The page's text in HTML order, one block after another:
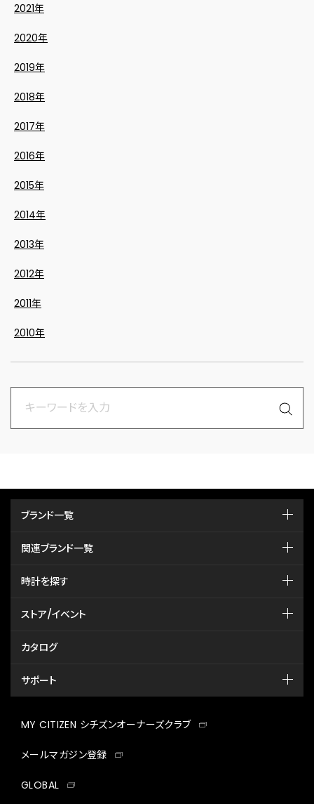
2021年
2020年
2019年
2018年
2017年
2016年
2015年
2014年
2013年
2012年
2011年
2010年
ブランド一覧
関連ブランド一覧
時計を探す
ストア/イベント
カタログ
サポート
MY CITIZEN シチズンオーナーズクラブ
メールマガジン登録
GLOBAL